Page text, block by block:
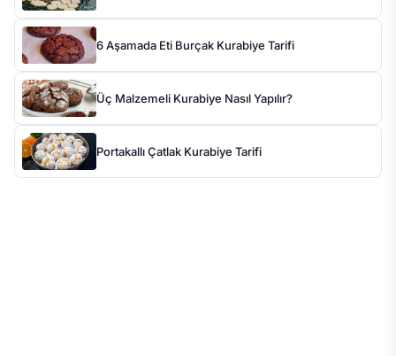
6 Aşamada Eti Burçak Kurabiye Tarifi
Üç Malzemeli Kurabiye Nasıl Yapılır?
Portakallı Çatlak Kurabiye Tarifi